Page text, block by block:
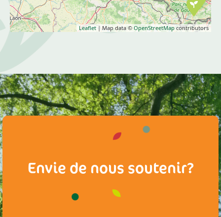
Leaflet| Map data © OpenStreetMap contributors
Envie de nous soutenir?